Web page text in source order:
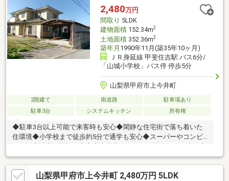
きを一貫し完結できるよう当店舗はワンストップサービスという
独自のサービスをご提供しております。豊富な経験、専門知識を
元に最適な物件・資金提案を致します。是非お気軽にご相談下さ
い！
2,480万円
間取り 5LDK
建物面積152.34m2
土地面積352.36m2
築年月 1990年11月(築35年10ヶ月)
ＪＲ身延線 甲斐住吉駅 バス6分/
「山城小学校」バス停 停歩5分
山梨県甲府市上今井町
2階建て 南道路
駐車場あり
駐車3台
システムキッチン 所有権
◆駐車3台以上可能で来客時も安心◆閑静な住宅街で落ち着いた
住環境◆小学校まで徒歩約5分で通学も安心◆スーパーやコンビ
キッチン・浴室・洗面・トイレなど水回り新品で快適な新生活物
件の詳細、ご見学のご希望はお気軽にお問い合わせください！
山梨県甲府市上今井町 2,480万円 5LDK